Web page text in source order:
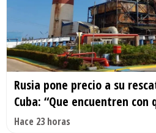
Rusia pone precio a su
Cuba: “Que encuentren con
Hace 23 horas